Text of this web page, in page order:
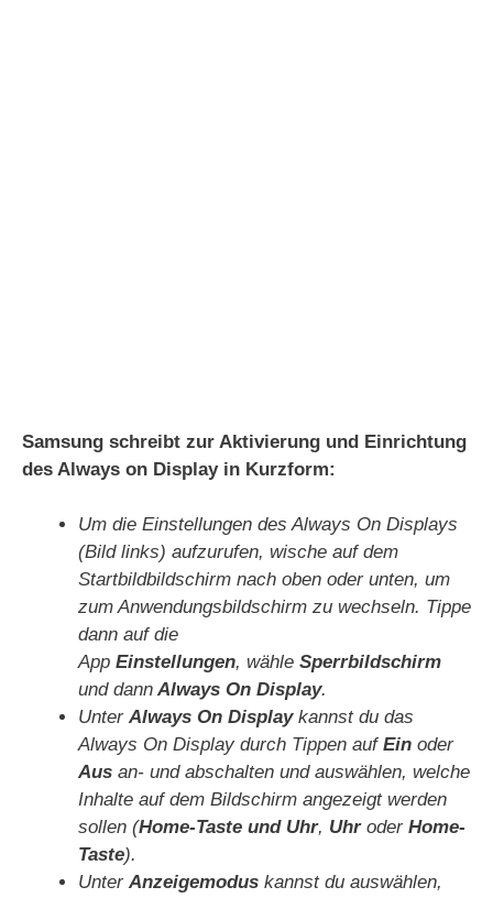
Samsung schreibt zur Aktivierung und Einrichtung
des Always on Display in Kurzform:
Um die Einstellungen des Always On Displays
(Bild links) aufzurufen, wische auf dem
Startbildbildschirm nach oben oder unten, um
zum Anwendungsbildschirm zu wechseln. Tippe
dann auf die
App Einstellungen, wähle Sperrbildschirm
und dann Always On Display.
Unter Always On Displaykannst du das
Always On Display durch Tippen auf Ein oder
Aus an- und abschalten und auswählen, welche
Inhalte auf dem Bildschirm angezeigt werden
sollen (Home-Taste und Uhr, Uhr oder Home-
Taste).
Unter Anzeigemodus kannst du auswählen,